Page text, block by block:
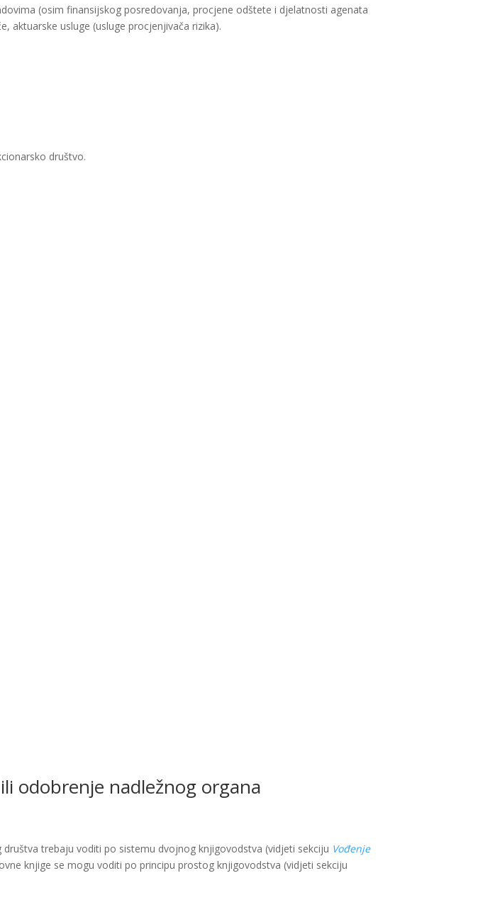
(osim finansijskog posredovanja, procjene odštete i djelatnosti agenata
aktuarske usluge (usluge procjenjivača rizika).​​
društvo.
odobrenje nadležnog organa
trebaju voditi po sistemu dvojnog knjigovodstva (vidjeti sekciju Vođenje
knjige se mogu voditi po principu prostog knjigovodstva (vidjeti sekciju